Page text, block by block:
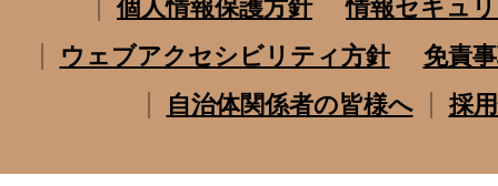
個人情報保護方針
情報セキュ
ウェブアクセシビリティ方針
免責
自治体関係者の皆様へ
採